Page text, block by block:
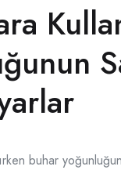
buhar